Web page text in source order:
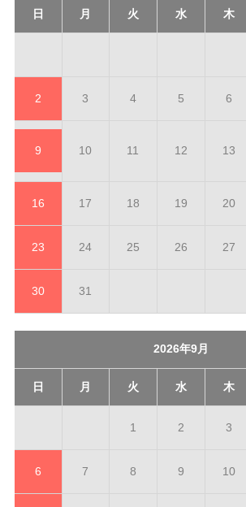
日 月 火 水 木
2 3 4 5 6
9 10 11 12 13
16 17 18 19 20
23 24 25 26 27
30 31
2026年9月
日 月 火 水 木
1 2 3
6 7 8 9 10